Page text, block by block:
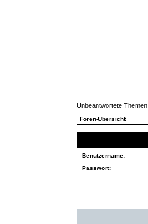
Unbeantwortete Themen
Foren-Übersicht
Benutzername:
Passwort: